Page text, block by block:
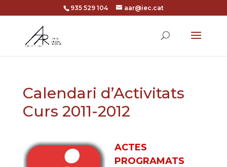
935 529 104 aar@iec.cat
Calendari d’Activitats
Curs 2011-2012
ACTES
PROGRAMATS